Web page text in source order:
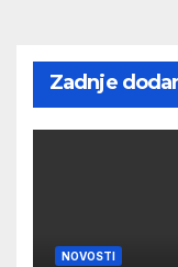
Zadnje
NOVOSTI